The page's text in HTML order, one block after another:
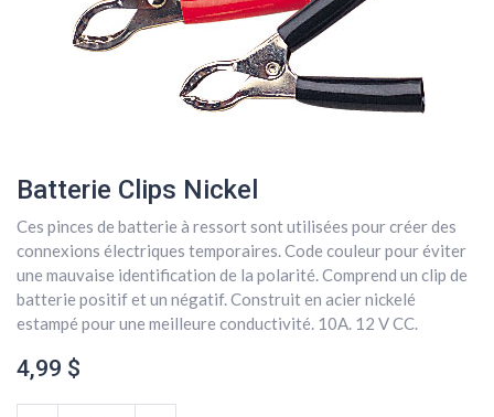
Batterie Clips Nickel
Ces pinces de batterie à ressort sont utilisées pour créer des
connexions électriques temporaires. Code couleur pour éviter
une mauvaise identification de la polarité. Comprend un clip de
batterie positif et un négatif. Construit en acier nickelé
estampé pour une meilleure conductivité. 10A. 12 V CC.
4,99 $